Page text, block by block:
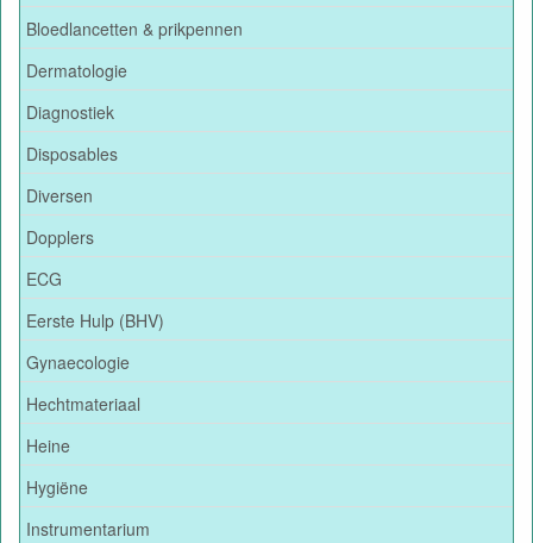
Bloedlancetten & prikpennen
Dermatologie
Diagnostiek
Disposables
Diversen
Dopplers
ECG
Eerste Hulp (BHV)
Gynaecologie
Hechtmateriaal
Heine
Hygiëne
Instrumentarium